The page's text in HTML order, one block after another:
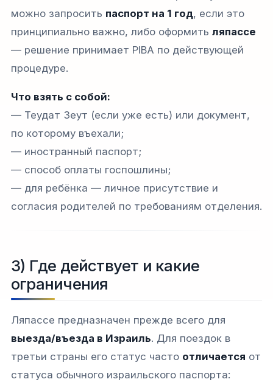
можно запросить паспорт на 1 год, если это
принципиально важно, либо оформить ляпассе
— решение принимает PIBA по действующей
процедуре.
Что взять с собой:
— Теудат Зеут (если уже есть) или документ,
по которому въехали;
— иностранный паспорт;
— способ оплаты госпошлины;
— для ребёнка — личное присутствие и
согласия родителей по требованиям отделения.
3) Где действует и какие
ограничения
Ляпассе предназначен прежде всего для
выезда/въезда в Израиль. Для поездок в
третьи страны его статус часто отличается от
статуса обычного израильского паспорта: